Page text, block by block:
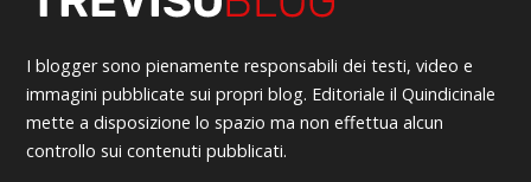
I blogger sono pienamente responsabili dei testi, video e
immagini pubblicate sui propri blog. Editoriale il Quindicinale
mette a disposizione lo spazio ma non effettua alcun
controllo sui contenuti pubblicati.